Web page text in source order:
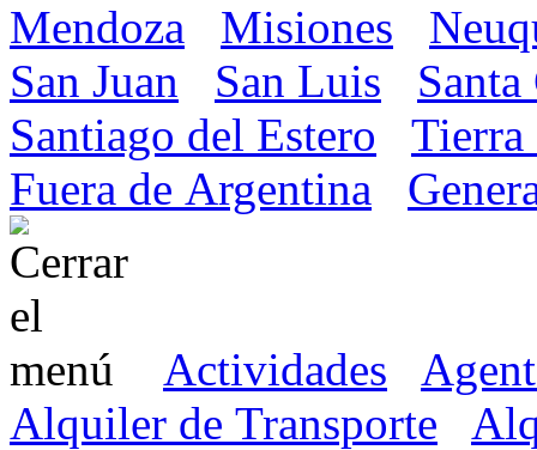
Mendoza
Misiones
San Juan
San Luis
Santiago del Estero
Tierra
Fuera de Argentina
Actividades
Alquiler de Transporte